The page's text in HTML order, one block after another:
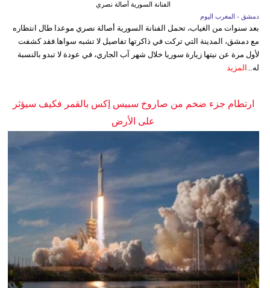
الفنانة السورية أصالة نصري
دمشق - المغرب اليوم
بعد سنوات من الغياب، تحمل الفنانة السورية أصالة نصري موعدا طال انتظاره
مع دمشق، المدينة التي تركت في ذاكرتها تفاصيل لا تشبه سواها.فقد كشفت
لأول مرة عن نيتها زيارة سوريا خلال شهر آب الجاري، في عودة لا تبدو بالنسبة
له... المزيد
ارتطام جزء ضخم من صاروخ سبيس إكس بالقمر فكيف سيؤثر
على الأرض